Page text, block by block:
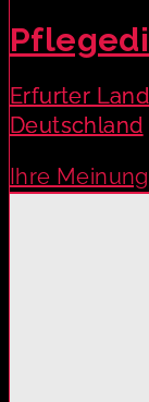
Erfurter
Deutschland
Ihre